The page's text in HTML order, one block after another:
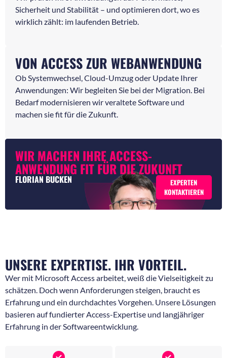
Sicherheit und Stabilität – und optimieren dort, wo es
wirklich zählt: im laufenden Betrieb.
VON ACCESS ZUR WEBANWENDUNG
Ob Systemwechsel, Cloud-Umzug oder Update Ihrer
Anwendungen: Wir begleiten Sie bei der Migration. Bei
Bedarf modernisieren wir veraltete Software und
machen sie fit für die Zukunft.
WIR MACHEN IHRE ACCESS-
ANWENDUNG FIT FÜR DIE ZUKUNFT
FLORIAN BUCKEN
EXPERTEN
KONTAKTIEREN
UNSERE EXPERTISE. IHR VORTEIL.
Wer mit Microsoft Access arbeitet, weiß die Vielseitigkeit zu
schätzen. Doch wenn Anforderungen steigen, braucht es
Erfahrung und ein durchdachtes Vorgehen. Unsere Lösungen
basieren auf fundierter Access-Expertise und langjähriger
Erfahrung in der Softwareentwicklung.